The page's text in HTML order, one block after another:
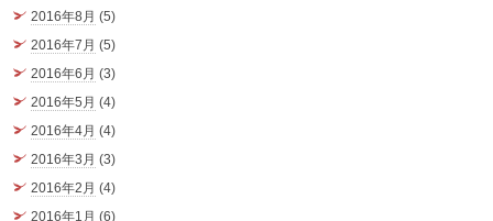
2016年8月 (5)
2016年7月 (5)
2016年6月 (3)
2016年5月 (4)
2016年4月 (4)
2016年3月 (3)
2016年2月 (4)
2016年1月 (6)